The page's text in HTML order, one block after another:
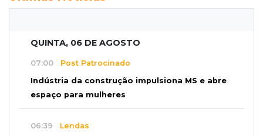
QUINTA, 06 DE AGOSTO
07:00 Post Patrocinado
Indústria da construção impulsiona MS e abre
espaço para mulheres
06:39 Lendas